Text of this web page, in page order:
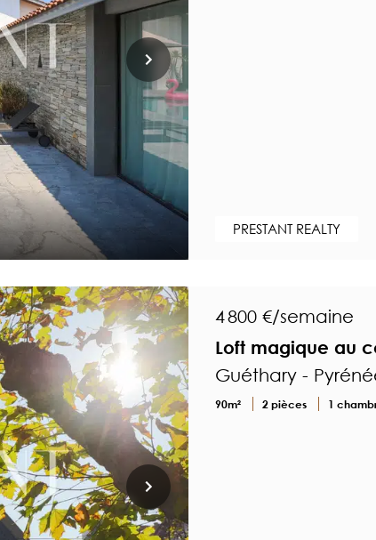
PRESTANT REALTY
4 800 €/semaine
Loft magique au
Guéthary -
90m² 2 pièces 1